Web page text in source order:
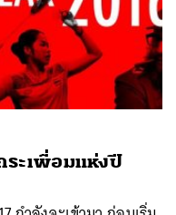
ระเพื่อมแห่งปี